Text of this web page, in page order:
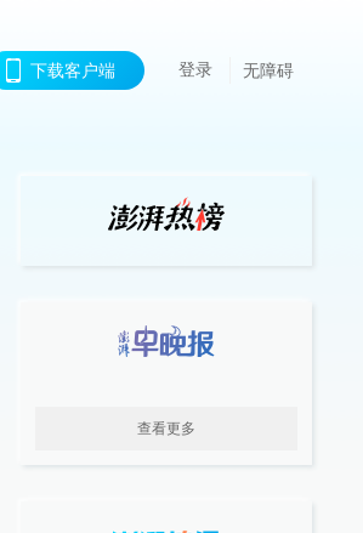
下载客户端 登录 无障碍
查看更多